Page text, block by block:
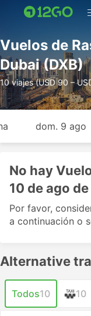
Vuelos de
Dubai (DXB)
10 viajes (USD 90 –
dom. 9 ago
No hay
10 de ago
Por favor,
a continuación o
Alternative
Todos10 10